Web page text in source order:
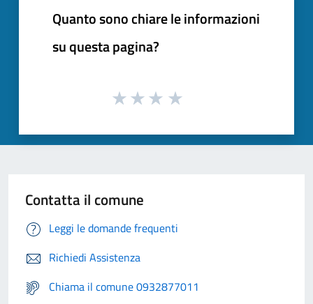
Quanto sono chiare le informazioni
su questa pagina?
Contatta il comune
Leggi le domande frequenti
Richiedi Assistenza
Chiama il comune 0932877011